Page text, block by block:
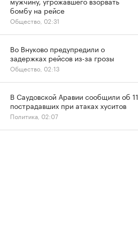
бомбу на рейсе
Общество, 02:31
Во Внуково предупредили о
задержках рейсов из-за грозы
Общество, 02:13
В Саудовской Аравии сообщили об 11
пострадавших при атаках хуситов
Политика, 02:07